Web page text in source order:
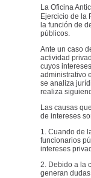
La Oficina
Ejercicio de la
la función de
públicos.
Ante un caso
actividad
cuyos
administrativo
se analiza
realiza
Las causas
de intereses
1. Cuando de
funcionarios
intereses
2. Debido a la
generan